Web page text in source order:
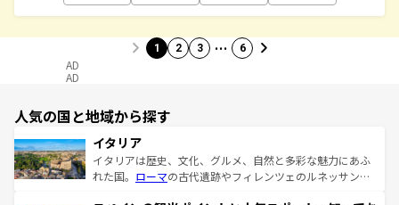
1 2 3 … 6
AD
AD
人気の国と地域から探す
イタリア
イタリアは歴史、文化、グルメ、自然と多彩な魅力にあふ
れた国。 ローマの古代遺跡やフィレンツェのルネッサンス